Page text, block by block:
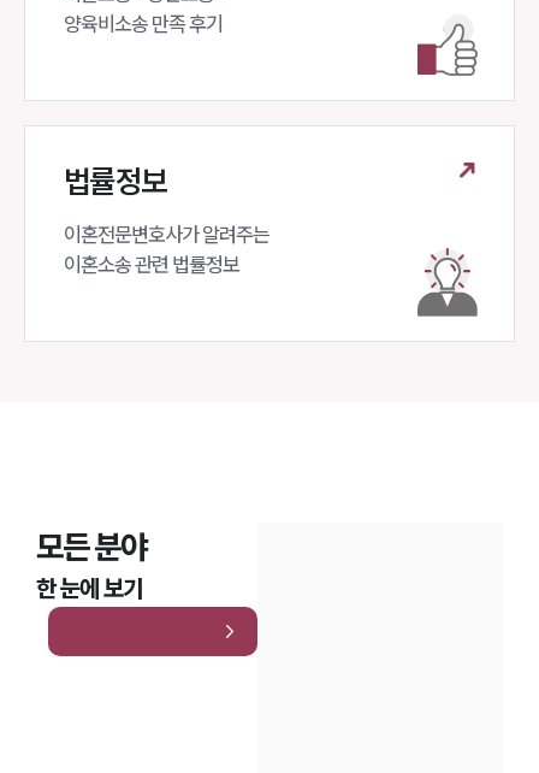
양육비소송 만족 후기
법률정보
이혼전문변호사가 알려주는
이혼소송 관련 법률정보
모든 분야
한 눈에 보기